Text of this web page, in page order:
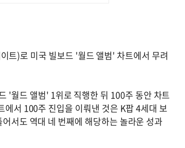
트)로 미국 빌보드 '월드 앨범' 차트에서 무려
'월드 앨범' 1위로 직행한 뒤 100주 동안 차트
서 100주 진입을 이뤄낸 것은 K팝 4세대 보
서도 역대 네 번째에 해당하는 놀라운 성과